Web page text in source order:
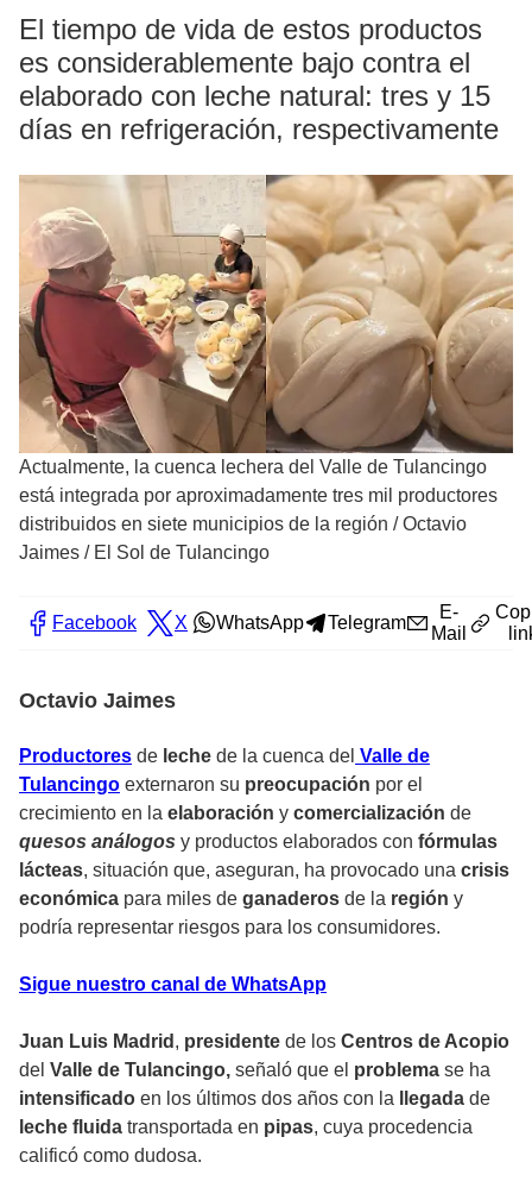
El tiempo de vida de estos productos
es considerablemente bajo contra el
elaborado con leche natural: tres y 15
días en refrigeración, respectivamente
Actualmente, la cuenca lechera del Valle de Tulancingo
está integrada por aproximadamente tres mil productores
distribuidos en siete municipios de la región /Octavio
Jaimes / El Sol de Tulancingo
Facebook X WhatsApp Telegram
E-
Mail
Octavio Jaimes
Productores de leche de la cuenca del Valle de
Tulancingo externaron su preocupación por el
crecimiento en la elaboración y comercialización de
quesos análogos y productos elaborados con fórmulas
lácteas, situación que, aseguran, ha provocado una crisis
económica para miles de ganaderos de la región y
podría representar riesgos para los consumidores.
Sigue nuestro canal de WhatsApp
Juan Luis Madrid , presidente de los Centros de Acopio
del Valle de Tulancingo, señaló que el problema se ha
intensificado en los últimos dos años con la llegada de
leche fluida transportada en pipas, cuya procedencia
calificó como dudosa.